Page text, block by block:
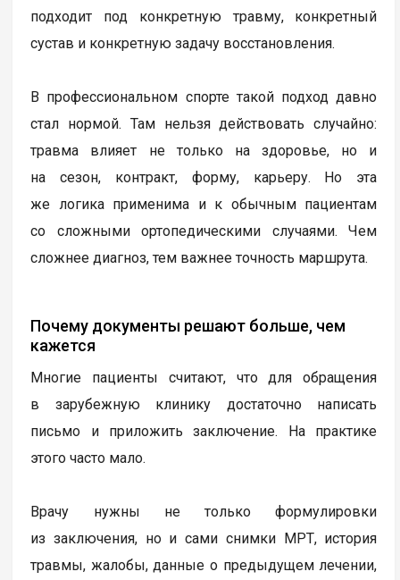
подходит под конкретную травму, конкретный
сустав и конкретную задачу восстановления.
В профессиональном спорте такой подход давно
стал нормой. Там нельзя действовать случайно:
травма влияет не только на здоровье, но и
на сезон, контракт, форму, карьеру. Но эта
же логика применима и к обычным пациентам
со сложными ортопедическими случаями. Чем
сложнее диагноз, тем важнее точность маршрута.
Почему документы решают больше, чем
кажется
Многие пациенты считают, что для обращения
в зарубежную клинику достаточно написать
письмо и приложить заключение. На практике
этого часто мало.
Врачу нужны не только формулировки
из заключения, но и сами снимки МРТ, история
травмы, жалобы, данные о предыдущем лечении,